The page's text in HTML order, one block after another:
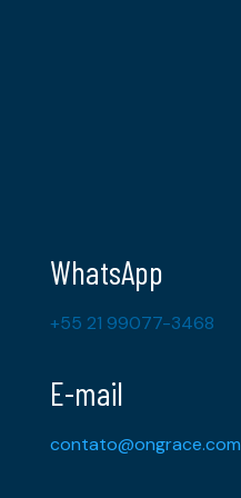
WhatsApp
+55 21 99077-3468
E-mail
contato@ongrace.com